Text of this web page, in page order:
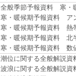
全般季節予報資料 寒・
寒・暖候期予報資料 ア
寒・暖候期予報資料 熱
寒・暖候期予報資料 北
寒・暖候期予報資料 数
潮位に関する全般解説資
波浪に関する全般解説資